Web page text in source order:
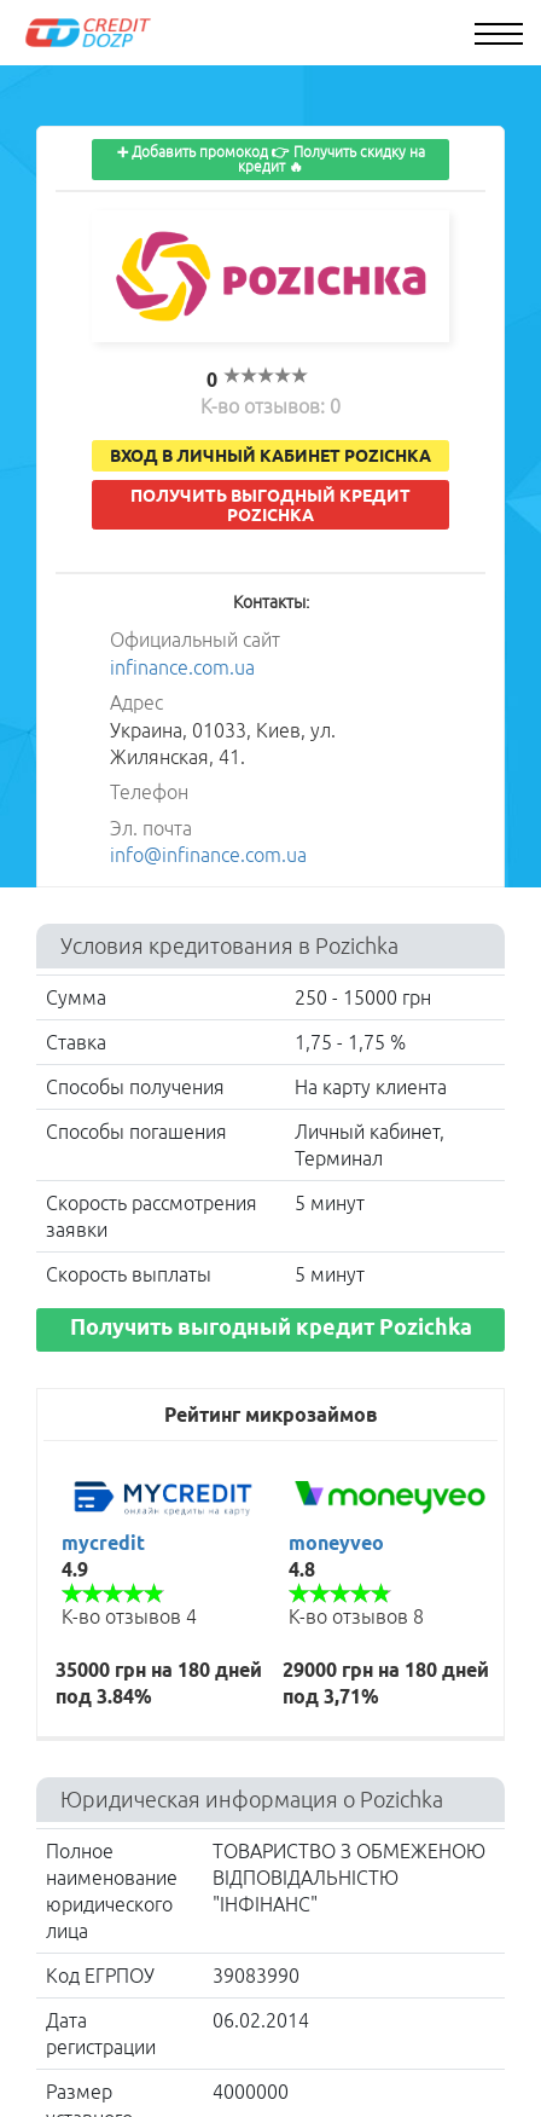
Быстрый кредит
Потребительский
Кредит для
Кредит с 18
лет
Без
о доходах
С плохой
историей
Без отказов
Деньги до
зарплаты
Деньги в
долг
Микрозайм
МФО
CreditPlus
Loany
E-groshi
UA
➕ Добавить промокод 👉 Получить скидку на
кредит 🔥
0
К-во отзывов: 0
ВХОД В ЛИЧНЫЙ КАБИНЕТ POZICHKA
ПОЛУЧИТЬ ВЫГОДНЫЙ КРЕДИТ
POZICHKA
Контакты:
Официальный сайт
infinance.com.ua
Адрес
Украина, 01033, Киев, ул.
Жилянская, 41.
Телефон
Эл. почта
info@infinance.com.ua
Условия кредитования в Pozichka
Сумма 250 - 15000 грн
Ставка 1,75 - 1,75 %
Способы получения На карту клиента
Способы погашения
Личный кабинет,
Терминал
Скорость рассмотрения
заявки
5 минут
Скорость выплаты 5 минут
Получить выгодный кредит Pozichka
Рейтинг микрозаймов
mycredit
4.9
К-во отзывов 4
35000 грн на 180 дней
под 3.84%
moneyveo
4.8
К-во отзывов 8
29000 грн на 180 дней
под 3,71%
Юридическая информация о Pozichka
Полное
наименование
юридического
лица
ТОВАРИСТВО З ОБМЕЖЕНОЮ
ВІДПОВІДАЛЬНІСТЮ
"ІНФІНАНС"
Код ЕГРПОУ 39083990
Дата
регистрации
06.02.2014
Размер
4000000